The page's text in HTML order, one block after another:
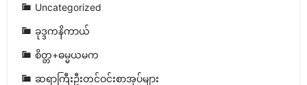
Uncategorized
ခုဒ္ဒကနိကာယ်
စိတ္တ+ဓမ္မယမက
ဆရာကြီးဦးတင်ဝင်းစာအုပ်များ